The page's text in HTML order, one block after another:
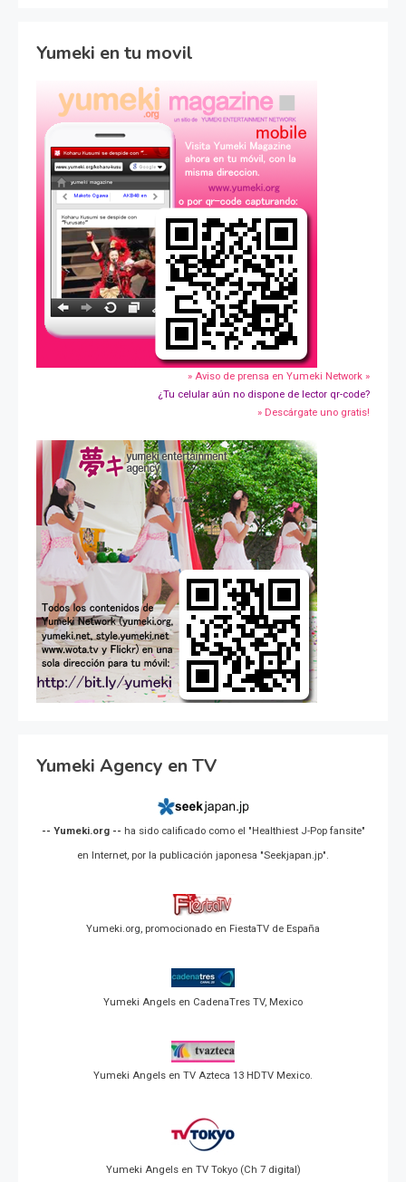
Yumeki en tu movil
» Aviso de prensa en Yumeki Network »
¿Tu celular aún no dispone de lector qr-code?
» Descárgate uno gratis!
Yumeki Agency en TV
-- Yumeki.org -- ha sido calificado como el "Healthiest J-Pop fansite"
en Internet, por la publicación japonesa "Seekjapan.jp".
Yumeki.org, promocionado en FiestaTV de España
Yumeki Angels en CadenaTres TV, Mexico
Yumeki Angels en TV Azteca 13 HDTV Mexico.
Yumeki Angels en TV Tokyo (Ch 7 digital)